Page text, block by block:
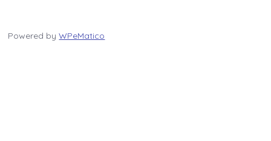
Powered byWPeMatico